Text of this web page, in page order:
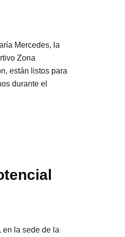
Mercedes, la
Zona
están listos para
durante el
en la sede de la